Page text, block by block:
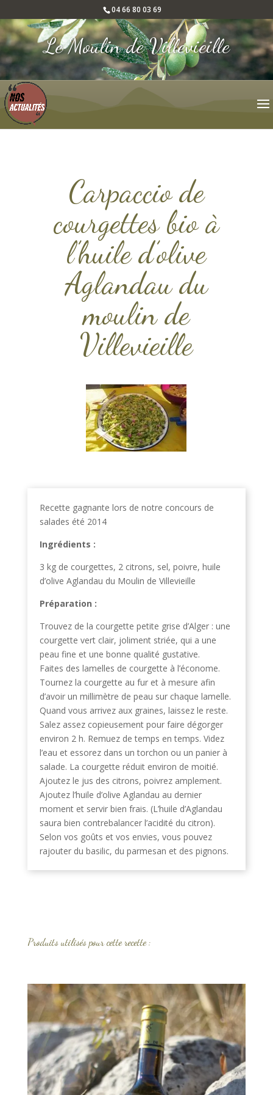
04 66 80 03 69
Le Moulin de Villevieille
Carpaccio de
courgettes bio à
l’huile d’olive
Aglandau du
moulin de
Villevieille
Recette gagnante lors de notre concours de
salades été 2014
Ingrédients :
3 kg de courgettes, 2 citrons, sel, poivre, huile
d’olive Aglandau du Moulin de Villevieille
Préparation :
Trouvez de la courgette petite grise d’Alger : une
courgette vert clair, joliment striée, qui a une
peau fine et une bonne qualité gustative.
Faites des lamelles de courgette à l’économe.
Tournez la courgette au fur et à mesure afin
d’avoir un millimètre de peau sur chaque lamelle.
Quand vous arrivez aux graines, laissez le reste.
Salez assez copieusement pour faire dégorger
environ 2 h. Remuez de temps en temps. Videz
l’eau et essorez dans un torchon ou un panier à
salade. La courgette réduit environ de moitié.
Ajoutez le jus des citrons, poivrez amplement.
Ajoutez l’huile d’olive Aglandau au dernier
moment et servir bien frais. (L’huile d’Aglandau
saura bien contrebalancer l’acidité du citron).
Selon vos goûts et vos envies, vous pouvez
rajouter du basilic, du parmesan et des pignons.
Produits utilisés pour cette recette :